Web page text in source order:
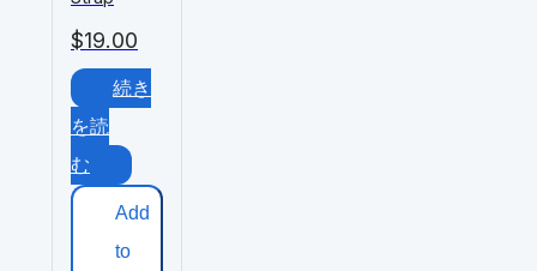
$19.00
続き
を読
む
Add
to